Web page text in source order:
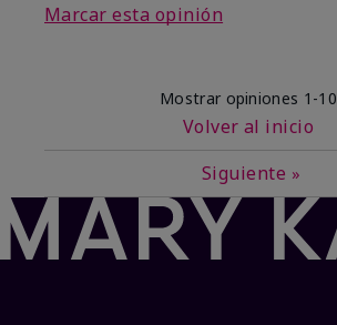
Marcar esta opinión
Mostrar opiniones 1-10
Volver al inicio
Siguiente »